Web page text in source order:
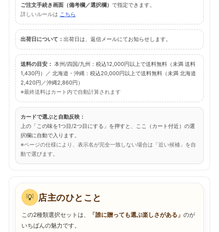
ご注文手続き画面（備考欄／選択欄） で指定できます。
詳しいルールは こちら
出荷日について： 出荷日は、返信メールにてお知らせします。
送料の目安： 本州/四国/九州：税込12,000円以上で送料無料（未満 送料
1,430円）／ 北海道・沖縄：税込20,000円以上で送料無料（未満 北海道
2,420円／沖縄2,860円）
※最終送料はカート内で自動計算されます
カードで選ぶと自動反映：
上の「この味を1つ目/2つ目にする」を押すと、ここ（カート付近）の選
択欄に自動で入ります。
※ページの仕様により、表示名が完全一致しない場合は「近い候補」を自
動で選びます。
💡 店主のひとこと
この2種類選択セットは、 「誰に贈っても選ぶ楽しさがある」 のが
いちばんの魅力です。